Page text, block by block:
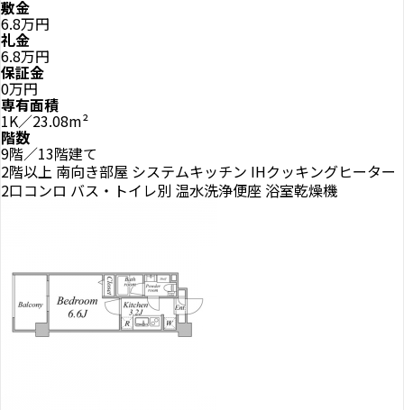
敷金
6.8万円
礼金
6.8万円
保証金
0万円
専有面積
1K／23.08m²
階数
9階／13階建て
2階以上 南向き部屋 システムキッチン IHクッキングヒーター
2口コンロ バス・トイレ別 温水洗浄便座 浴室乾燥機